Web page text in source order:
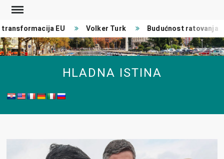
Skip
content
EU Volker Turk Budućnost ratovanja
HLADNA ISTINA